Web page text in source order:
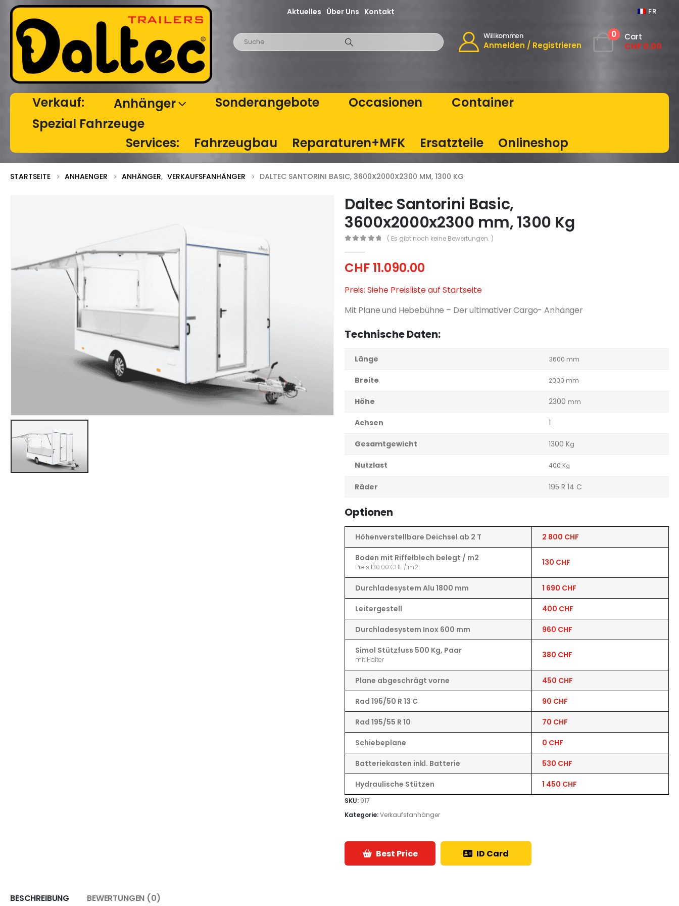
Aktuelles Über Uns Kontakt FR
Willkommen
Anmelden / Registrieren
0 Cart
CHF0.00
Verkauf: Anhänger Sonderangebote Occasionen
Container
Spezial Fahrzeuge
Services:
Fahrzeugbau Reparaturen+MFK Ersatzteile Onlineshop
STARTSEITE ANHAENGER ANHÄNGER, VERKAUFSFANHÄNGER DALTEC SANTORINI BASIC, 3600X2000X2300 MM, 1300 KG
Daltec Santorini Basic,
3600x2000x2300 mm, 1300 Kg
( Es gibt noch keine Bewertungen. )
CHF11.090.00
Preis: Siehe Preisliste auf Startseite
Mit Plane und Hebebühne – Der ultimativer Cargo- Anhänger
Technische Daten:
Länge 3600 mm
Breite 2000 mm
Höhe 2300 mm
Achsen 1
Gesamtgewicht 1300 Kg
Nutzlast 400 Kg
Räder 195 R 14 C
Optionen
Höhenverstellbare Deichsel ab 2 T 2 800 CHF
Boden mit Riffelblech belegt / m2
Preis 130.00 CHF / m2 130 CHF
Durchladesystem Alu 1800 mm 1 690 CHF
Leitergestell 400 CHF
Durchladesystem Inox 600 mm 960 CHF
Simol Stützfuss 500 Kg, Paar
mit Halter 380 CHF
Plane abgeschrägt vorne 450 CHF
Rad 195/50 R 13 C 90 CHF
Rad 195/55 R 10 70 CHF
Schiebeplane 0 CHF
Batteriekasten inkl. Batterie 530 CHF
Hydraulische Stützen 1 450 CHF
SKU: 917
Kategorie:Verkaufsfanhänger
Best Price ID Card
BESCHREIBUNG BEWERTUNGEN (0)